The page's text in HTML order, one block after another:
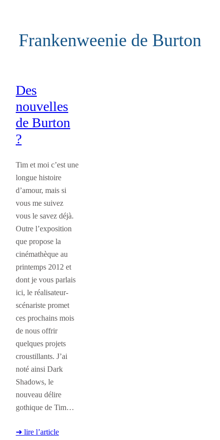
contenuFrankenweenie de Burton
Des
nouvelles
de Burton
?
Tim et moi c’est une
longue histoire
d’amour, mais si
vous me suivez
vous le savez déjà.
Outre l’exposition
que propose la
cinémathèque au
printemps 2012 et
dont je vous parlais
ici, le réalisateur-
scénariste promet
ces prochains mois
de nous offrir
quelques projets
croustillants. J’ai
noté ainsi Dark
Shadows, le
nouveau délire
gothique de Tim…
➜ lire l’article